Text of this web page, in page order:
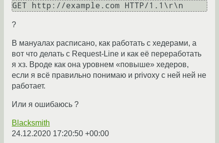
GET http://example.com HTTP/1.1\r\n
?
В мануалах расписано, как работать с хедерами, а
вот что делать с Request-Line и как её переработать
я хз. Вроде как она уровнем «повыше» хедеров,
если я всё правильно понимаю и privoxy с ней ней не
работает.
Или я ошибаюсь ?
Blacksmith
24.12.2020 17:20:50 +00:00